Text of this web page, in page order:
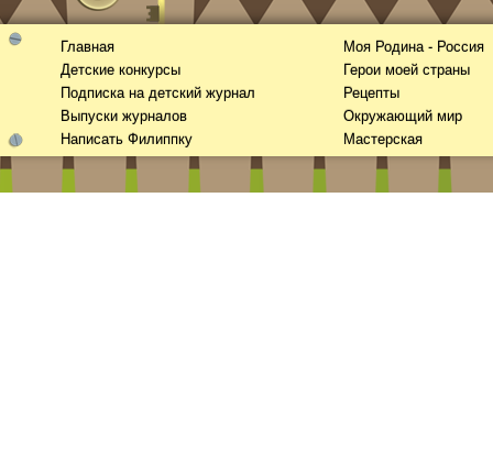
Главная
Детские конкурсы
Подписка на детский журнал
Выпуски журналов
Написать Филиппку
Моя Родина - Россия
Герои моей страны
Рецепты
Окружающий мир
Мастерская